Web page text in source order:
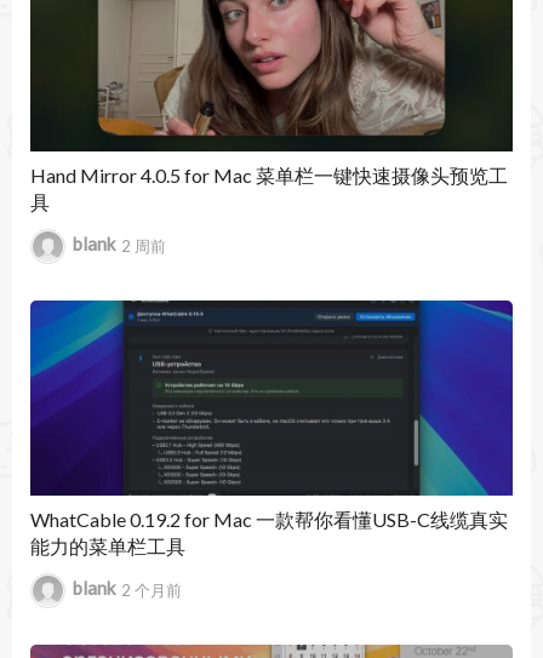
Hand Mirror 4.0.5 for Mac 菜单栏一键快速摄像头预览工
具
blank 2 周前
WhatCable 0.19.2 for Mac 一款帮你看懂USB-C线缆真实
能力的菜单栏工具
blank 2 个月前